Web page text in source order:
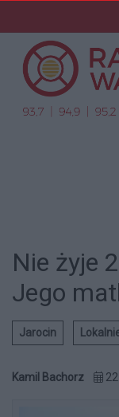
Nie żyje
Jego
Jarocin
Kamil Bachorz